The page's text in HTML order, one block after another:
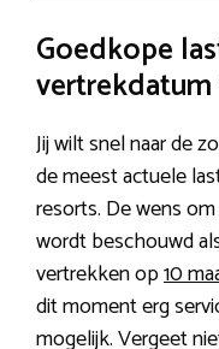
Goedkope
Jij wilt snel naar de
de meest actuele
resorts. De wens
wordt beschouwd
vertrekken op10
dit moment erg
mogelijk. Vergeet